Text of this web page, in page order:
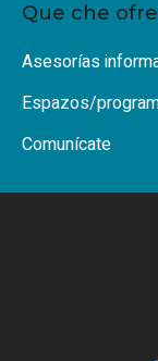
Que che
Asesorías
Espazos/
Comunícate